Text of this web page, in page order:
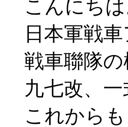
こんにちは
日本軍戦
戦車聯隊
九七改、
これから